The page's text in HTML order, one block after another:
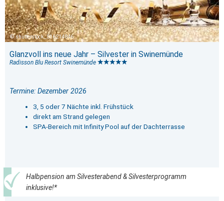
shutterstock_516214846
Glanzvoll ins neue Jahr – Silvester in Swinemünde
Radisson Blu Resort Swinemünde
Termine: Dezember 2026
3, 5 oder 7 Nächte inkl. Frühstück
direkt am Strand gelegen
SPA-Bereich mit Infinity Pool auf der Dachterrasse
Halbpension am Silvesterabend & Silvesterprogramm
inklusive!*